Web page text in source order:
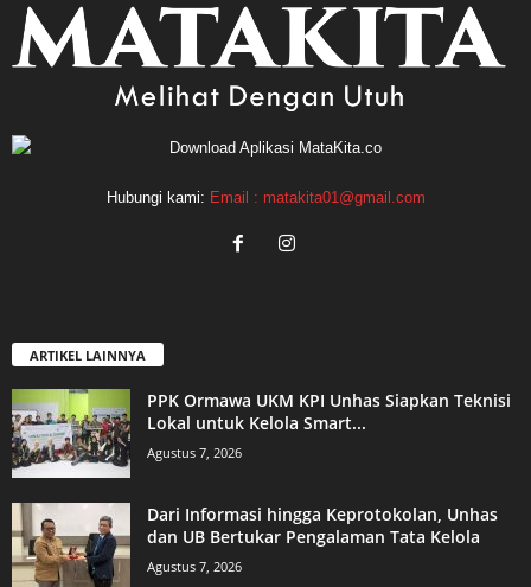
Hubungi kami: Email : matakita01@gmail.com
ARTIKEL LAINNYA
PPK Ormawa UKM KPI Unhas Siapkan Teknisi
Lokal untuk Kelola Smart...
Agustus 7, 2026
Dari Informasi hingga Keprotokolan, Unhas
dan UB Bertukar Pengalaman Tata Kelola
Agustus 7, 2026